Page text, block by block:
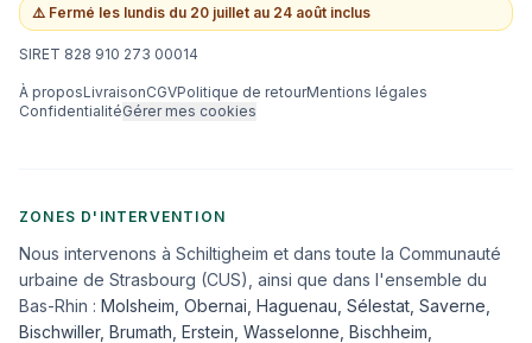
⚠️ Fermé les lundis du 20 juillet au 24 août inclus
SIRET 828 910 273 00014
À proposLivraisonCGVPolitique de retourMentions légales
ConfidentialitéGérer mes cookies
ZONES D'INTERVENTION
Nous intervenons à Schiltigheim et dans toute la Communauté
urbaine de Strasbourg (CUS), ainsi que dans l'ensemble du
Bas-Rhin : Molsheim Obernai Haguenau Sélestat Saverne
Bischwiller, Brumath Erstein Wasselonne Bischheim